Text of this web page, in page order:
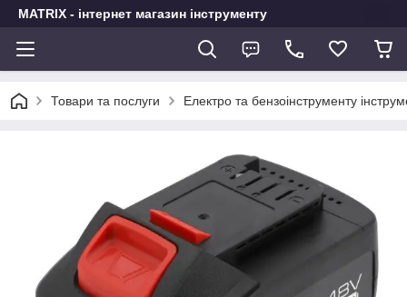
MATRIX - інтернет магазин інструменту
Товари та послуги Електро та бензоінструменту